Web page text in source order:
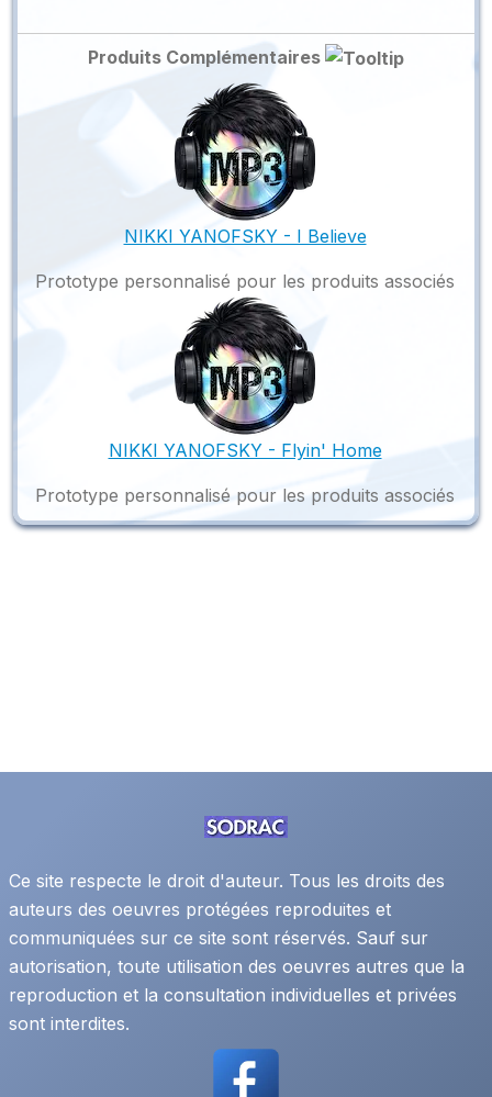
Produits Complémentaires
NIKKI YANOFSKY - I Believe
Prototype personnalisé pour les produits associés
NIKKI YANOFSKY - Flyin' Home
Prototype personnalisé pour les produits associés
Ce site respecte le droit d'auteur. Tous les droits des
auteurs des oeuvres protégées reproduites et
communiquées sur ce site sont réservés. Sauf sur
autorisation, toute utilisation des oeuvres autres que la
reproduction et la consultation individuelles et privées
sont interdites.